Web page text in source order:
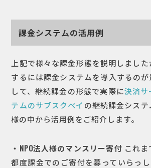
課金システムの活用例
上記で様々な課金形態を説明しまし
するには課金システムを導入するの
して、継続課金の形態で実際に決済サ
テムのサブスクペイ の継続課金シス
様の中から活用例をご紹介します。
・NPO法人様のマンスリー寄付 これ
都度課金でのご寄付を募っていらっ